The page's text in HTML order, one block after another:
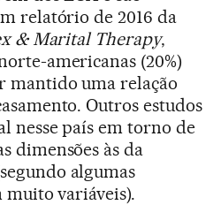
relatório de 2016 da
& Marital Therapy,
americanas (20%)
mantido uma relação
Outros estudos
nesse país em torno de
dimensões às da
algumas
muito variáveis).